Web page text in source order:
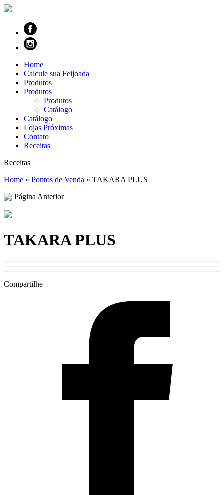
Home
Calcule sua Feijoada
Produtos
Produtos
Produtos
Catálogo
Catálogo
Lojas Próximas
Contato
Receitas
Receitas
Home » Pontos de Venda » TAKARA PLUS
Página Anterior
TAKARA PLUS
Compartilhe